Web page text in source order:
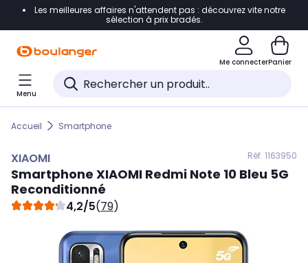
Accéder directement à la navigation
Accéder directement au pied de page
Accéder directement au chatbot
Les meilleures affaires n'attendent pas : découvrez vite notre
sélection à prix bradés.
Me connecterPanier
Menu
Accueil Smartphone
XIAOMI Réf. 1163950
Smartphone XIAOMI Redmi Note 10 Bleu 5G
Reconditionné
4,2/5(79)